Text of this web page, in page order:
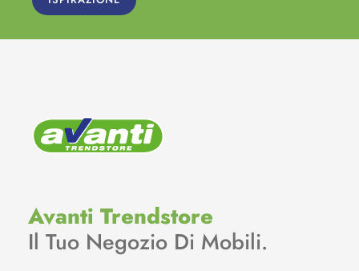
Avanti Trendstore
Il Tuo Negozio Di Mobili.